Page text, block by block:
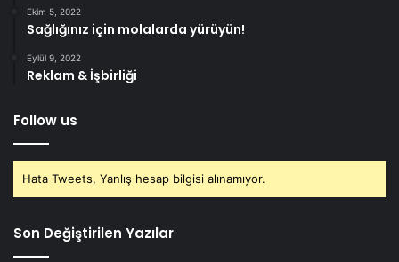
Ekim 5, 2022
Sağlığınız için molalarda yürüyün!
Eylül 9, 2022
Reklam & İşbirliği
Follow us
Hata Tweets, Yanlış hesap bilgisi alınamıyor.
Son Değiştirilen Yazılar